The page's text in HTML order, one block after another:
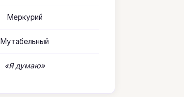
Меркурий
Мутабельный
«Я думаю»